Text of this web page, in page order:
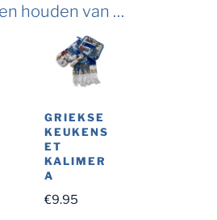
houden van …
GRIEKSE
KEUKENS
ET
KALIMER
A
€9.95